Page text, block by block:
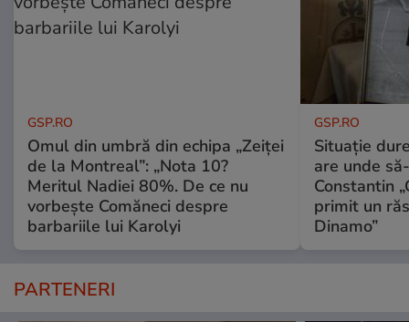
GSP.RO
Omul din umbră din echipa „Zeiței
de la Montreal”: „Nota 10?
Meritul Nadiei 80%. De ce nu
vorbește Comăneci despre
barbariile lui Karolyi
GSP.RO
Situație
are unde
Constantin
primit un
Dinamo”
PARTENERI